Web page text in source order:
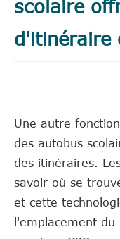
scolaire
d'itinéraire
Une autre
des autobus
des itinéraires.
savoir où se
et cette
l'emplacement